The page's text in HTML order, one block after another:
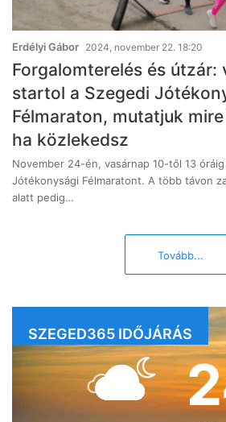
Erdélyi Gábor 2024, november 22. 18:20
Forgalomterelés és útzár:
startol a Szegedi
Félmaraton, mutatjuk
ha közlekedsz
November 24-én, vasárnap 10-től 13
Jótékonysági Félmaratont. A több távon
alatt pedig…
Tovább...
SZEGED365 IDŐJÁRÁS